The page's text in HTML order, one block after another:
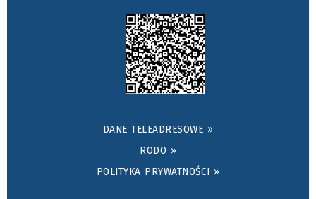
DANE TELEADRESOWE »
RODO »
POLITYKA PRYWATNOŚCI »